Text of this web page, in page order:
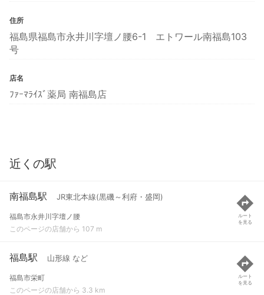
住所
福島県福島市永井川字壇ノ腰6-1 エトワール南福島103
号
店名
ﾌｧｰﾏﾗｲｽﾞ薬局 南福島店
近くの駅
南福島駅 JR東北本線(黒磯～利府・盛岡)
福島市永井川字壇ノ腰
このページの店舗から 107 m
ルート
を見る
福島駅 山形線 など
福島市栄町
このページの店舗から 3.3 km
ルート
を見る